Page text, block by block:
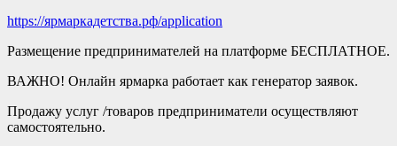
https://ярмаркадетства.рф/application
Размещение предпринимателей на платформе БЕСПЛАТНОЕ.
ВАЖНО! Онлайн ярмарка работает как генератор заявок.
Продажу услуг /товаров предприниматели осуществляют
самостоятельно.